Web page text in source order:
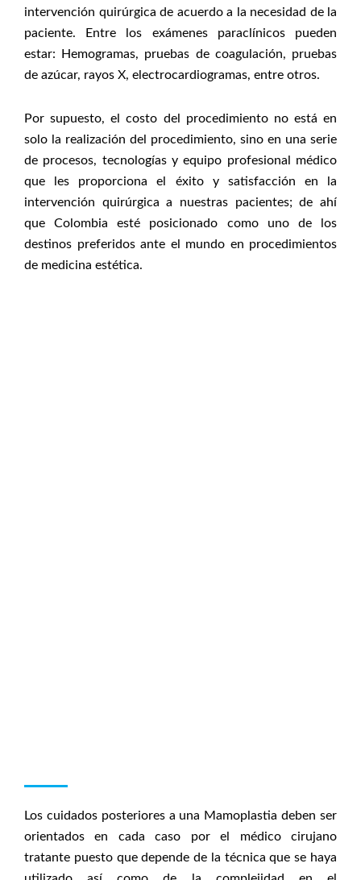
intervención quirúrgica de acuerdo a la necesidad de la
paciente. Entre los exámenes paraclínicos pueden
estar: Hemogramas, pruebas de coagulación, pruebas
de azúcar, rayos X, electrocardiogramas, entre otros.
Por supuesto, el costo del procedimiento no está en
solo la realización del procedimiento, sino en una serie
de procesos, tecnologías y equipo profesional médico
que les proporciona el éxito y satisfacción en la
intervención quirúrgica a nuestras pacientes; de ahí
que Colombia esté posicionado como uno de los
destinos preferidos ante el mundo en procedimientos
de medicina estética.
Los cuidados posteriores a una Mamoplastia deben ser
orientados en cada caso por el médico cirujano
tratante puesto que depende de la técnica que se haya